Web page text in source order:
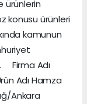
ürünlerin
konusu ürünleri
kamunun
Firma Adı
Ankara